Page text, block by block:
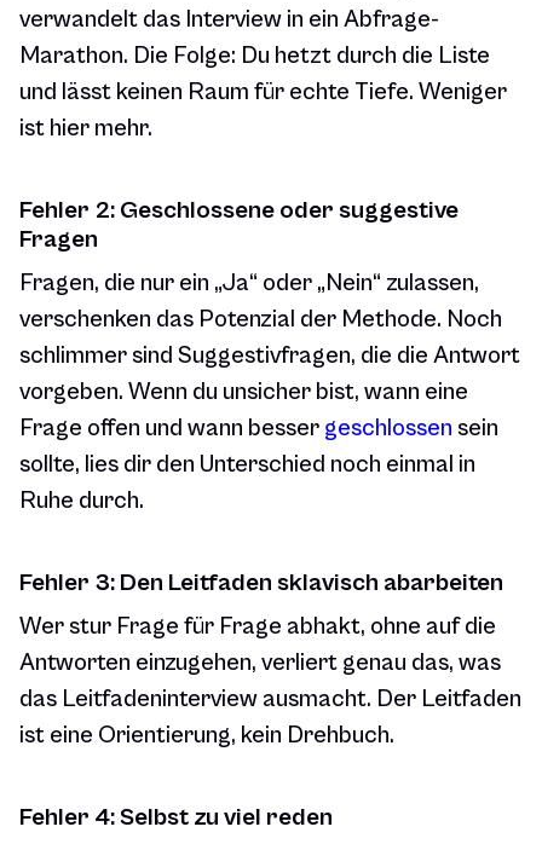
verwandelt das Interview in ein Abfrage-
Marathon. Die Folge: Du hetzt durch die Liste
und lässt keinen Raum für echte Tiefe. Weniger
ist hier mehr.
Fehler 2: Geschlossene oder suggestive
Fragen
Fragen, die nur ein „Ja“ oder „Nein“ zulassen,
verschenken das Potenzial der Methode. Noch
schlimmer sind Suggestivfragen, die die Antwort
vorgeben. Wenn du unsicher bist, wann eine
Frage offen und wann besser geschlossen sein
sollte, lies dir den Unterschied noch einmal in
Ruhe durch.
Fehler 3: Den Leitfaden sklavisch abarbeiten
Wer stur Frage für Frage abhakt, ohne auf die
Antworten einzugehen, verliert genau das, was
das Leitfadeninterview ausmacht. Der Leitfaden
ist eine Orientierung, kein Drehbuch.
Fehler 4: Selbst zu viel reden